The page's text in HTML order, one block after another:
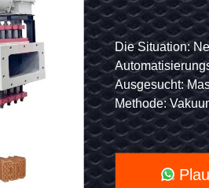
Maschine
Fliegende Asche
Herstellung
von
Tonblöcken
Doppelstufen-
Extruder
mit
Die Situation: Neues
Automatisierungsstufe:
Ausgesucht: Maschinen zur
Methode: Vakuumextruder
Typ: Hohlblöcke
Verarbeitung:
Methode:
Ziegelstein-